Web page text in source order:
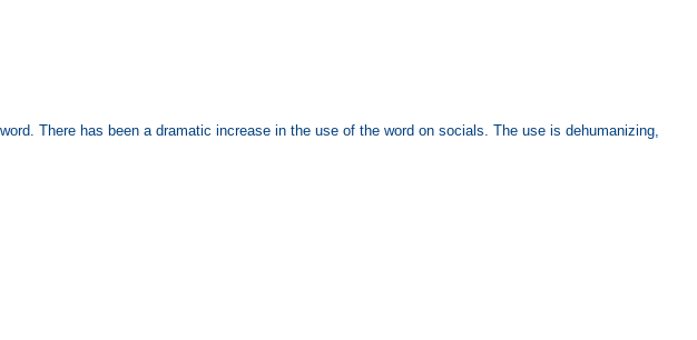
There has been a dramatic increase in the use of the word on socials. The use is dehumanizing,